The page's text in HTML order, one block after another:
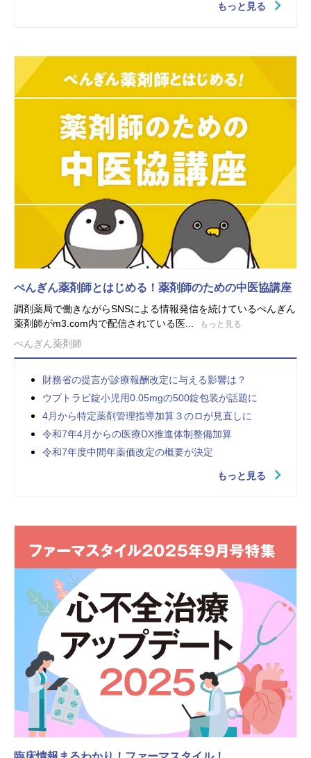
もっと見る
ぺんぎん薬剤師とはじめる！薬剤師のための中医協講座
調剤薬局で働きながらSNSによる情報発信を続けているぺんぎん
薬剤師がm3.com内で配信されている医...
もっと見る
ぺんぎん薬剤師
財務省の提言が診療報酬改定に与える影響は？
ウプトラビ錠小児用0.05mgの500錠包装が話題に
4月から特定薬剤管理指導加算３のロが見直しに
令和7年4月からの医療DX推進体制整備加算
令和7年度中間年薬価改定の概要が決定
もっと見る